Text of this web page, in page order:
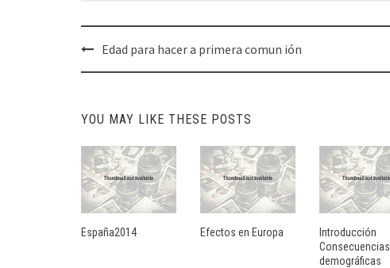
Post
navigation
Edad para hacer a primera comun ión
YOU MAY LIKE THESE POSTS
España2014 Efectos en Europa
Introducción
Consecuencias
demográficas